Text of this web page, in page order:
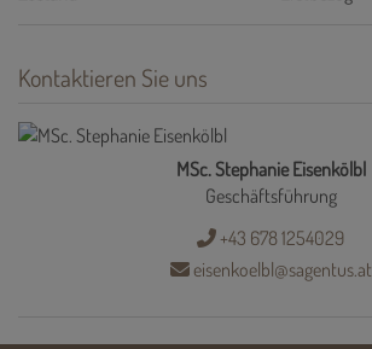
Kontaktieren Sie uns
MSc. Stephanie Eisenkölbl
Geschäftsführung
+43 678 1254029
eisenkoelbl@sagentus.at